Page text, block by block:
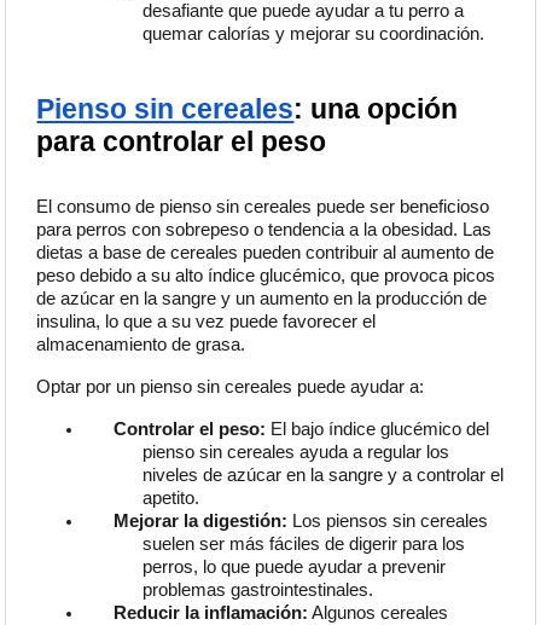
desafiante que puede ayudar a tu perro a
quemar calorías y mejorar su coordinación.
Pienso sin cereales: una opción
para controlar el peso
El consumo de pienso sin cereales puede ser beneficioso
para perros con sobrepeso o tendencia a laobesidad. Las
dietas a base de cereales pueden contribuir al aumento de
peso debido a su alto índice glucémico, que provoca picos
de azúcar en la sangre y un aumento en la producción de
insulina, lo que a su vez puede favorecer el
almacenamiento de grasa.
Optar por un pienso sin cereales puede ayudar a:
Controlar el peso: El bajo índice glucémico del
pienso sin cereales ayuda a regular los
niveles de azúcar en la sangre y a controlar el
apetito.
Mejorar la digestión: Los piensos sin cereales
suelen ser más fáciles de digerir para los
perros, lo que puede ayudar a prevenir
problemas gastrointestinales.
Reducir la inflamación: Algunos cereales